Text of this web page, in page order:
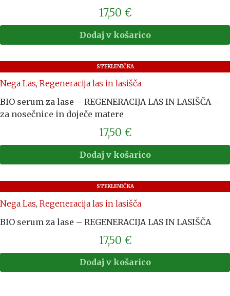
17,50 €
Dodaj v košarico
STEKLENIČKA
Nega Las, Regeneracija las in lasišča
BIO serum za lase – REGENERACIJA LAS IN LASIŠČA –
za nosečnice in doječe matere
17,50 €
Dodaj v košarico
STEKLENIČKA
Nega Las, Regeneracija las in lasišča
BIO serum za lase – REGENERACIJA LAS IN LASIŠČA
17,50 €
Dodaj v košarico